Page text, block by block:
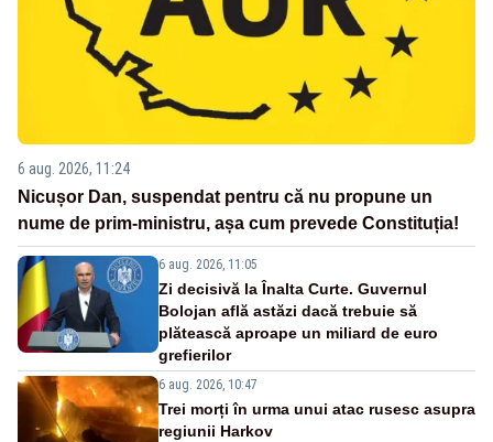
6 aug. 2026, 11:24
Nicușor Dan, suspendat pentru că nu propune un
nume de prim-ministru, așa cum prevede Constituția!
6 aug. 2026, 11:05
Zi decisivă la Înalta Curte. Guvernul
Bolojan află astăzi dacă trebuie să
plătească aproape un miliard de euro
grefierilor
6 aug. 2026, 10:47
Trei morți în urma unui atac rusesc asupra
regiunii Harkov